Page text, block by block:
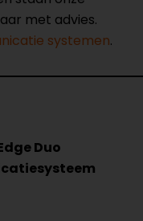
met advies.
systemen.
Duo